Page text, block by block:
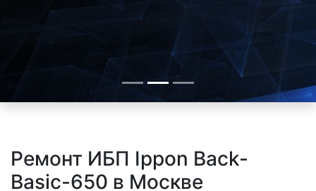
Ремонт ИБП Ippon Back-
Basic-650 в Москве